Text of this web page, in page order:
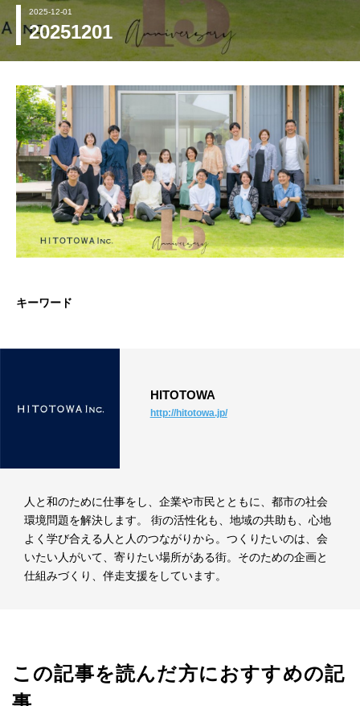
2025-12-01
20251201
キーワード
HITOTOWA
http://hitotowa.jp/
人と和のために仕事をし、企業や市民とともに、都市の社会
環境問題を解決します。 街の活性化も、地域の共助も、心地
よく学び合える人と人のつながりから。つくりたいのは、会
いたい人がいて、寄りたい場所がある街。そのための企画と
仕組みづくり、伴走支援をしています。
この記事を読んだ方におすすめの記